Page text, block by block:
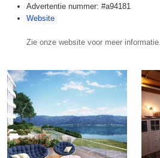
Advertentie nummer: #a94181
Website
Zie onze website voor meer informatie.